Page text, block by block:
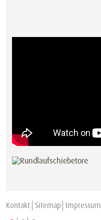
Kontakt Sitemap Impressum